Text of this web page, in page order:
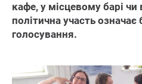
кафе, у місцевому барі
політична участь
голосування.